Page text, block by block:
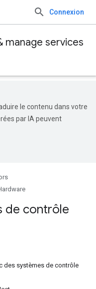
Connexion
manage services
le contenu dans votre
par IA peuvent
de contrôle
des systèmes de contrôle